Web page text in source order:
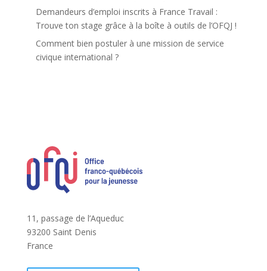
Demandeurs d’emploi inscrits à France Travail :
Trouve ton stage grâce à la boîte à outils de l’OFQJ !
Comment bien postuler à une mission de service
civique international ?
11, passage de l’Aqueduc
93200 Saint Denis
France